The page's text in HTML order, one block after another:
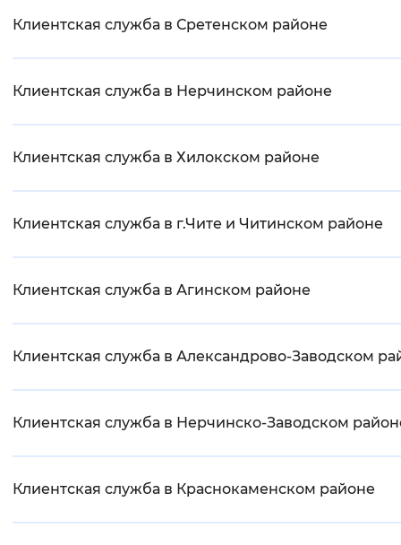
Клиентская служба в Сретенском районе
Клиентская служба в Нерчинском районе
Клиентская служба в Хилокском районе
Клиентская служба в г.Чите и Читинском районе
Клиентская служба в Агинском районе
Клиентская служба в Александрово-Заводском
Клиентская служба в Нерчинско-Заводском
Клиентская служба в Краснокаменском районе